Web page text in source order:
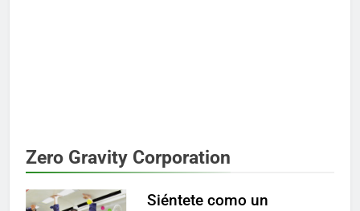
Zero Gravity Corporation
Siéntete como un